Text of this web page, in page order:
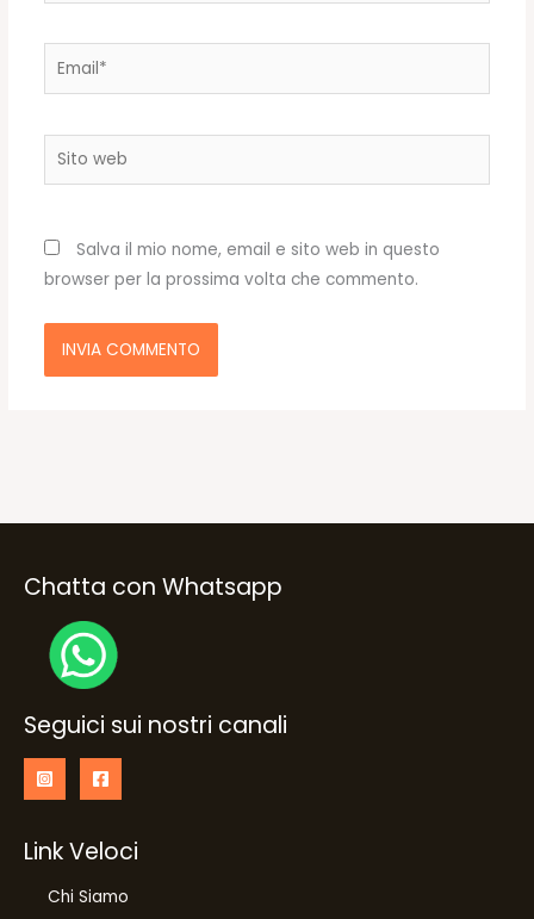
Email*
Sito
web
Salva il mio nome, email e sito web in questo
browser per la prossima volta che commento.
Chatta con Whatsapp
Seguici sui nostri canali
Link Veloci
Chi Siamo